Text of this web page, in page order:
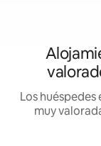
Los
muy